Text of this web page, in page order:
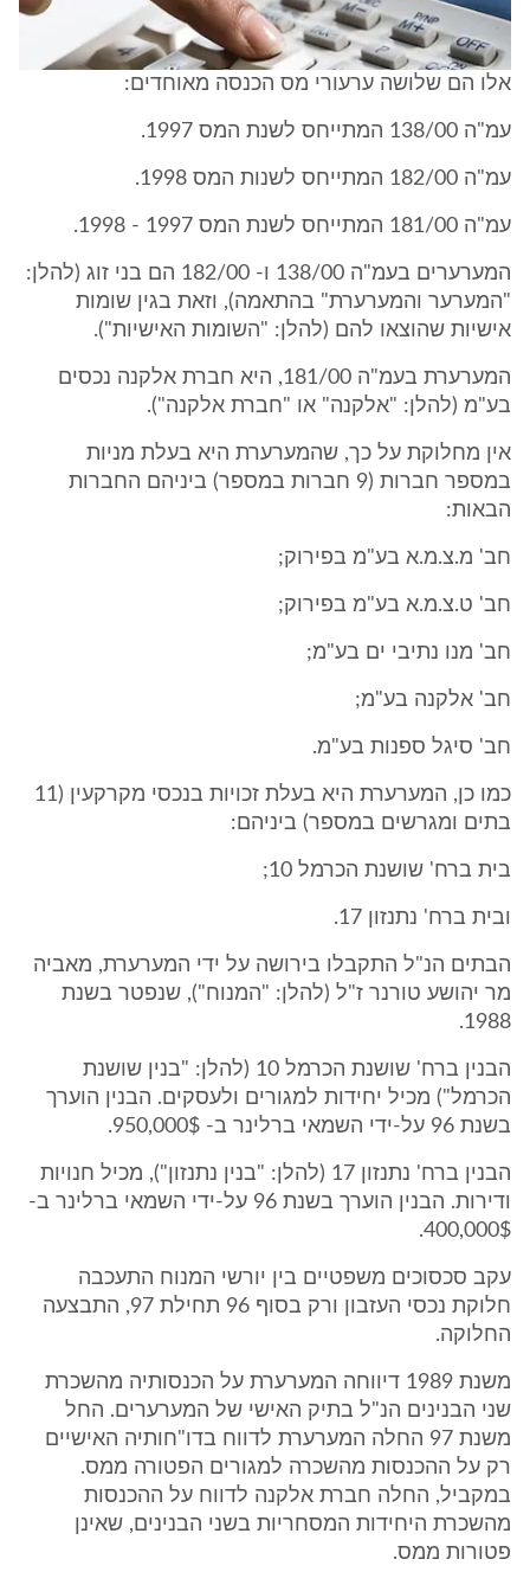
אלו הם שלושה ערעורי מס הכנסה מאוחדים:
עמ"ה 138/00 המתייחס לשנת המס 1997.
עמ"ה 182/00 המתייחס לשנות המס 1998.
עמ"ה 181/00 המתייחס לשנת המס 1997 - 1998.
המערערים בעמ"ה 138/00 ו- 182/00 הם בני זוג (להלן:
"המערער והמערערת" בהתאמה), וזאת בגין שומות
אישיות שהוצאו להם (להלן: "השומות האישיות").
המערערת בעמ"ה 181/00, היא חברת אלקנה נכסים
בע"מ (להלן: "אלקנה" או "חברת אלקנה").
אין מחלוקת על כך, שהמערערת היא בעלת מניות
במספר חברות (9 חברות במספר) ביניהם החברות
הבאות:
חב' מ.צ.מ.א בע"מ בפירוק;
חב' ט.צ.מ.א בע"מ בפירוק;
חב' מנו נתיבי ים בע"מ;
חב' אלקנה בע"מ;
חב' סיגל ספנות בע"מ.
כמו כן, המערערת היא בעלת זכויות בנכסי מקרקעין (11
בתים ומגרשים במספר) ביניהם:
בית ברח' שושנת הכרמל 10;
ובית ברח' נתנזון 17.
הבתים הנ"ל התקבלו בירושה על ידי המערערת, מאביה
מר יהושע טורנר ז"ל (להלן: "המנוח"), שנפטר בשנת
1988.
הבנין ברח' שושנת הכרמל 10 (להלן: "בנין שושנת
הכרמל") מכיל יחידות למגורים ולעסקים. הבנין הוערך
בשנת 96 על-ידי השמאי ברלינר ב- 950,000$.
הבנין ברח' נתנזון 17 (להלן: "בנין נתנזון"), מכיל חנויות
ודירות. הבנין הוערך בשנת 96 על-ידי השמאי ברלינר ב-
400,000$.
עקב סכסוכים משפטיים בין יורשי המנוח התעכבה
חלוקת נכסי העזבון ורק בסוף 96 תחילת 97, התבצעה
החלוקה.
משנת 1989 דיווחה המערערת על הכנסותיה מהשכרת
שני הבנינים הנ"ל בתיק האישי של המערערים. החל
משנת 97 החלה המערערת לדווח בדו"חותיה האישיים
רק על ההכנסות מהשכרה למגורים הפטורה ממס.
במקביל, החלה חברת אלקנה לדווח על ההכנסות
מהשכרת היחידות המסחריות בשני הבנינים, שאינן
פטורות ממס.